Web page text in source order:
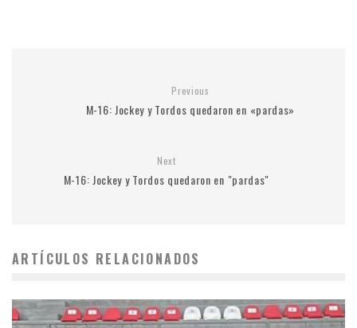
Previous
M-16: Jockey y Tordos quedaron en «pardas»
Next
M-16: Jockey y Tordos quedaron en "pardas"
ARTÍCULOS RELACIONADOS